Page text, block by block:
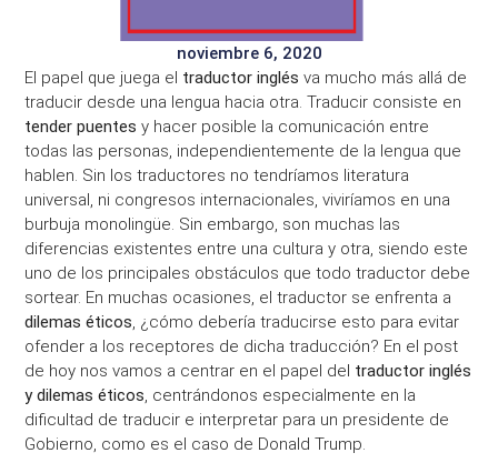
noviembre 6, 2020
El papel que juega el traductor inglés va mucho más allá de
traducir desde una lengua hacia otra. Traducir consiste en
tender puentes y hacer posible la comunicación entre
todas las personas, independientemente de la lengua que
hablen. Sin los traductores no tendríamos literatura
universal, ni congresos internacionales, viviríamos en una
burbuja monolingüe. Sin embargo, son muchas las
diferencias existentes entre una cultura y otra, siendo este
uno de los principales obstáculos que todo traductor debe
sortear. En muchas ocasiones, el traductor se enfrenta a
dilemas éticos, ¿cómo debería traducirse esto para evitar
ofender a los receptores de dicha traducción? En el post
de hoy nos vamos a centrar en el papel del traductor inglés
y dilemas éticos, centrándonos especialmente en la
dificultad de traducir e interpretar para un presidente de
Gobierno, como es el caso de Donald Trump.